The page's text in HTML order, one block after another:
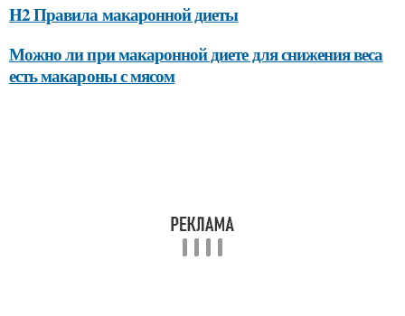
H2 Правила макаронной диеты
Можно ли при макаронной диете для снижения веса
есть макароны с мясом